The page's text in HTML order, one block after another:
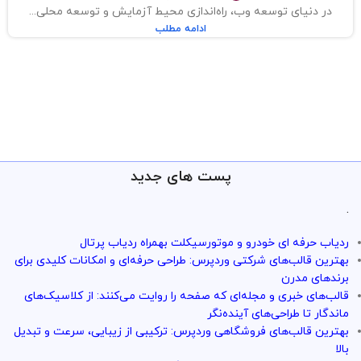
در دنیای توسعه وب، راه‌اندازی محیط آزمایش و توسعه محلی...
ادامه مطلب
پست های جدید
.
ردیاب حرفه ای خودرو و موتورسیکلت بهمراه ردیاب پرتال
بهترین قالب‌های شرکتی وردپرس: طراحی حرفه‌ای و امکانات کلیدی برای
برندهای مدرن
قالب‌های خبری و مجله‌ای که صفحه را روایت می‌کنند: از کلاسیک‌های
ماندگار تا طراحی‌های آینده‌نگر
بهترین قالب‌های فروشگاهی وردپرس: ترکیبی از زیبایی، سرعت و تبدیل
بالا